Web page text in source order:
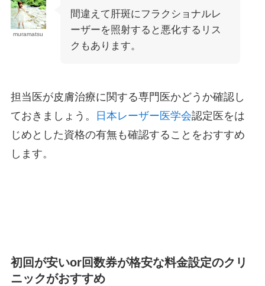
muramatsu
間違えて肝斑にフラクショナルレ
ーザーを照射すると悪化するリス
クもあります。
担当医が皮膚治療に関する専門医かどうか確認し
ておきましょう。
日本レーザー医学会認定医をは
じめとした資格の有無も確認することをおすすめ
します。
初回が安いor回数券が格安な料金設定のクリ
ニックがおすすめ